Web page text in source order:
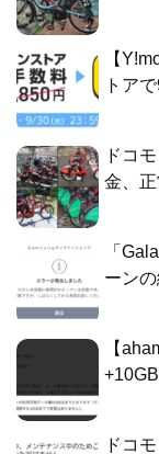
【
トア
ドコ
金、
「
ーン
【
ドコ